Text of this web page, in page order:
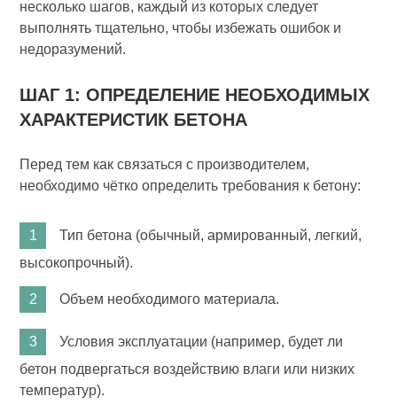
несколько шагов, каждый из которых следует
выполнять тщательно, чтобы избежать ошибок и
недоразумений.
ШАГ 1: ОПРЕДЕЛЕНИЕ НЕОБХОДИМЫХ
ХАРАКТЕРИСТИК БЕТОНА
Перед тем как связаться с производителем,
необходимо чётко определить требования к бетону:
Тип бетона (обычный, армированный, легкий,
высокопрочный).
Объем необходимого материала.
Условия эксплуатации (например, будет ли
бетон подвергаться воздействию влаги или низких
температур).